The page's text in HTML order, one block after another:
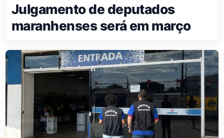
Julgamento de deputados
maranhenses será em março